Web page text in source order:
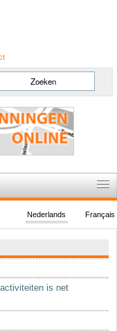
Français
Nederlands
is net